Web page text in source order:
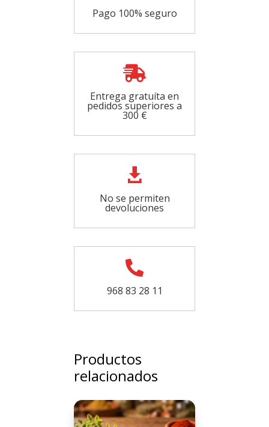
Pago 100% seguro

Entrega gratuíta en
pedidos superiores a
300 €

No se permiten
devoluciones

968 83 28 11
Productos
relacionados